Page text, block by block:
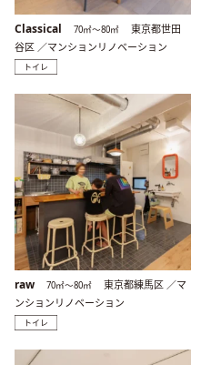
Classical 70㎡〜80㎡
東京都世田
谷区 ／マンションリノベーション
トイレ
raw 70㎡〜80㎡
東京都練馬区 ／マ
ンションリノベーション
トイレ